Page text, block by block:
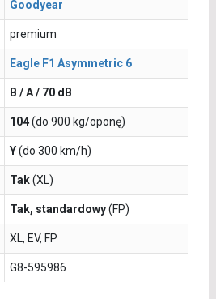
Goodyear
premium
Eagle F1 Asymmetric 6
B / A / 70 dB
104(do 900 kg/oponę)
Y(do 300 km/h)
Tak(XL)
Tak, standardowy(FP)
XL, EV, FP
G8-595986